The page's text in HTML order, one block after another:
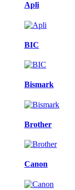
Apli
BIC
Bismark
Brother
Canon